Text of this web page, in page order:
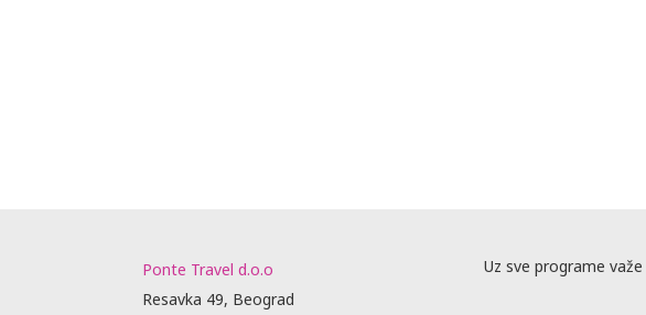
Ponte Travel d.o.o
Resavka 49, Beograd
Uz sve programe važe